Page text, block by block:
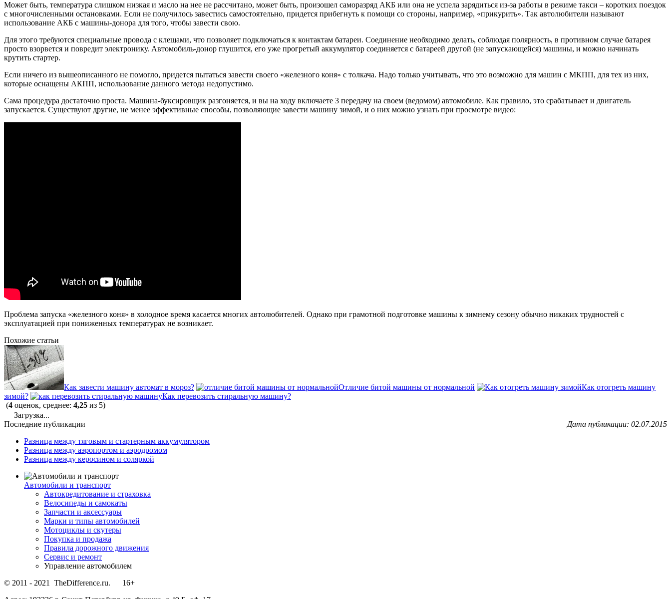
Может быть, температура слишком низкая и масло на нее не рассчитано, может быть, произошел саморазряд АКБ или она не успела зарядиться из-за работы в режиме такси – коротких поездок
с многочисленными остановками. Если не получилось завестись самостоятельно, придется прибегнуть к помощи со стороны, например, «прикурить». Так автолюбители называют
использование АКБ с машины-донора для того, чтобы завести свою.
Для этого требуются специальные провода с клещами, что позволяет подключаться к контактам батареи. Соединение необходимо делать, соблюдая полярность, в противном случае батарея
просто взорвется и повредит электронику. Автомобиль-донор глушится, его уже прогретый аккумулятор соединяется с батареей другой (не запускающейся) машины, и можно начинать
крутить стартер.
Если ничего из вышеописанного не помогло, придется пытаться завести своего «железного коня» с толкача. Надо только учитывать, что это возможно для машин с МКПП, для тех из них,
которые оснащены АКПП, использование данного метода недопустимо.
Сама процедура достаточно проста. Машина-буксировщик разгоняется, и вы на ходу включаете 3 передачу на своем (ведомом) автомобиле. Как правило, это срабатывает и двигатель
запускается. Существуют другие, не менее эффективные способы, позволяющие завести машину зимой, и о них можно узнать при просмотре видео:
Проблема запуска «железного коня» в холодное время касается многих автолюбителей. Однако при грамотной подготовке машины к зимнему сезону обычно никаких трудностей с
эксплуатацией при пониженных температурах не возникает.
Похожие статьи
Как завести машину автомат в мороз? Отличие битой машины от нормальной
Как отогреть машину
зимой?
Как перевозить стиральную машину?
(4 оценок, среднее: 4,25 из 5)
Загрузка...
Дата публикации: 02.07.2015
Последние публикации
Разница между тяговым и стартерным аккумулятором
Разница между аэропортом и аэродромом
Разница между керосином и соляркой
Автомобили и транспорт
Автокредитование и страховка
Велосипеды и самокаты
Запчасти и аксессуары
Марки и типы автомобилей
Мотоциклы и скутеры
Покупка и продажа
Правила дорожного движения
Сервис и ремонт
Управление автомобилем
© 2011 - 2021 TheDifference.ru. 16+